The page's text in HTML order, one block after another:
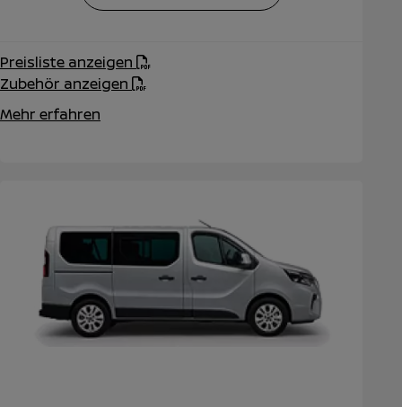
Preisliste anzeigen
Zubehör anzeigen
Mehr erfahren